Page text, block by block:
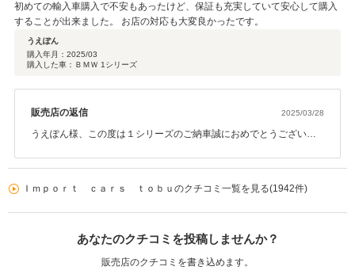
初めての輸入車購入で不安もあったけど、保証も充実していて安心して購入
することが出来ました。 お店の対応も大変良かったです。
うえぽん
購入年月： 2025/03
購入した車：ＢＭＷ 1シリーズ
販売店の返信 2025/03/28
うえぽん様、この度は１シリーズのご納車誠におめでとうございま
い致します。
Ｉｍｐｏｒｔ ｃａｒｓ ｔｏｂｕのクチコミ一覧を見る(1942件)
あなたのクチコミを投稿しませんか？
販売店のクチコミを書き込めます。